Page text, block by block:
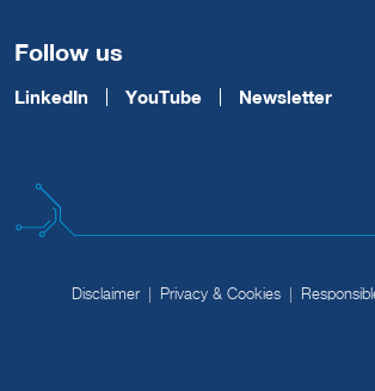
Follow us
LinkedIn YouTube Newsletter
Disclaimer Privacy & Cookies